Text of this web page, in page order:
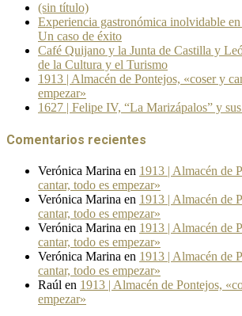
(sin título)
Experiencia gastronómica inolvidable
Un caso de éxito
Café Quijano y la Junta de Castilla y
de la Cultura y el Turismo
1913 | Almacén de Pontejos, «coser y
empezar»
1627 | Felipe IV, “La Marizápalos” y
Comentarios recientes
Verónica Marina en 1913 | Almacén de
cantar, todo es empezar»
Verónica Marina en 1913 | Almacén de
cantar, todo es empezar»
Verónica Marina en 1913 | Almacén de
cantar, todo es empezar»
Verónica Marina en 1913 | Almacén de
cantar, todo es empezar»
Raúl en 1913 | Almacén de Pontejos,
empezar»